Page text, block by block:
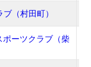
（村田町）
ーツクラブ（柴